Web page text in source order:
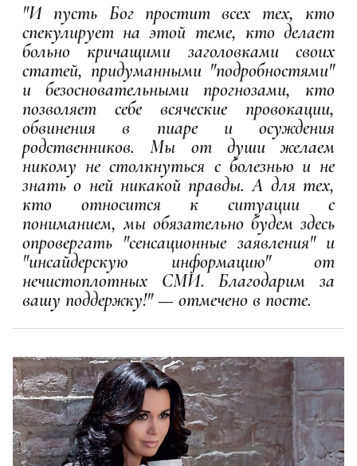
"И пусть Бог простит всех тех, кто
спекулирует на этой теме, кто делает
больно кричащими заголовками своих
статей, придуманными "подробностями"
и безосновательными прогнозами, кто
позволяет себе всяческие провокации,
обвинения в пиаре и осуждения
родственников. Мы от души желаем
никому не столкнуться с болезнью и не
знать о ней никакой правды. А для тех,
кто относится к ситуации с
пониманием, мы обязательно будем здесь
опровергать "сенсационные заявления" и
"инсайдерскую информацию" от
нечистоплотных СМИ. Благодарим за
вашу поддержку!" — отмечено в посте.